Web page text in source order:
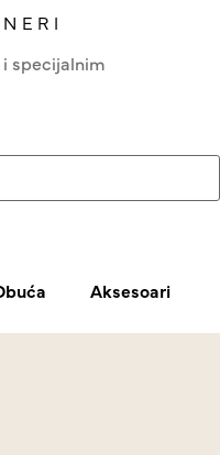
specijalnim
Aksesoari